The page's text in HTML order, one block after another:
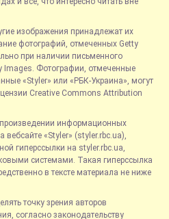
изображения принадлежат их
фотографий, отмеченных Getty
при наличии письменного
Images. Фотографии, отмеченные
«Styler» или «РБК-Украина», могут
Creative Commons Attribution
информационных
«Styler» (styler.rbc.ua),
гиперссылки на styler.rbc.ua,
системами. Такая гиперссылка
в тексте материала не ниже
точку зрения авторов
согласно законодательству